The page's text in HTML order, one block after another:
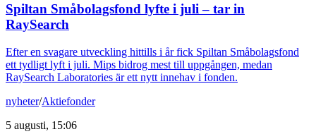
Spiltan Småbolagsfond lyfte i juli – tar in
RaySearch
Efter en svagare utveckling hittills i år fick Spiltan Småbolagsfond
ett tydligt lyft i juli. Mips bidrog mest till uppgången, medan
RaySearch Laboratories är ett nytt innehav i fonden.
nyheter/Aktiefonder
5 augusti, 15:06